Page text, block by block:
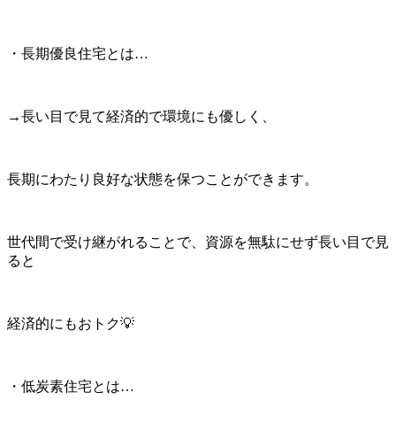
・長期優良住宅とは…
→長い目で見て経済的で環境にも優しく、
長期にわたり良好な状態を保つことができます。
世代間で受け継がれることで、資源を無駄にせず長い目で見
ると
経済的にもおトク💡
・低炭素住宅とは…